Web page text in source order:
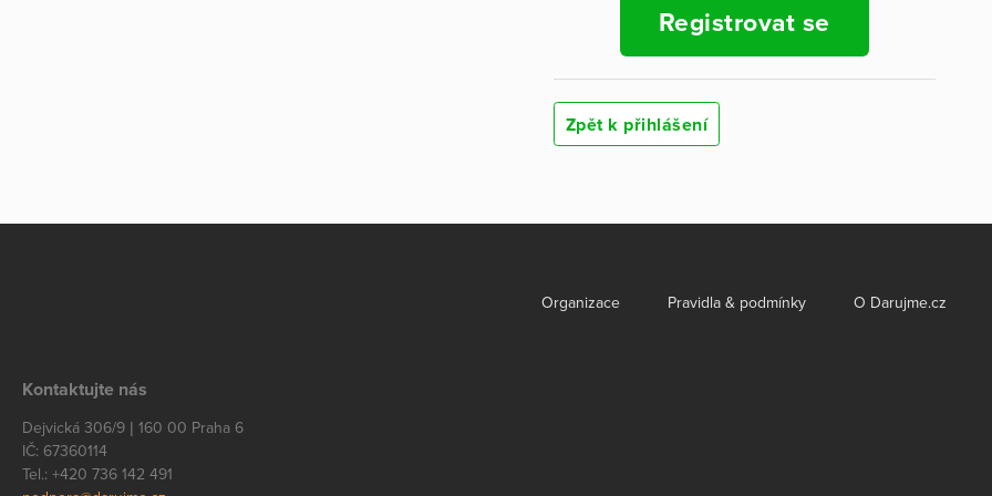
Registrovat se
Zpět k přihlášení
Organizace Pravidla & podmínky O Darujme.cz
Kontaktujte nás
Dejvická 306/9 | 160 00 Praha 6
IČ: 67360114
Tel.: +420 736 142 491